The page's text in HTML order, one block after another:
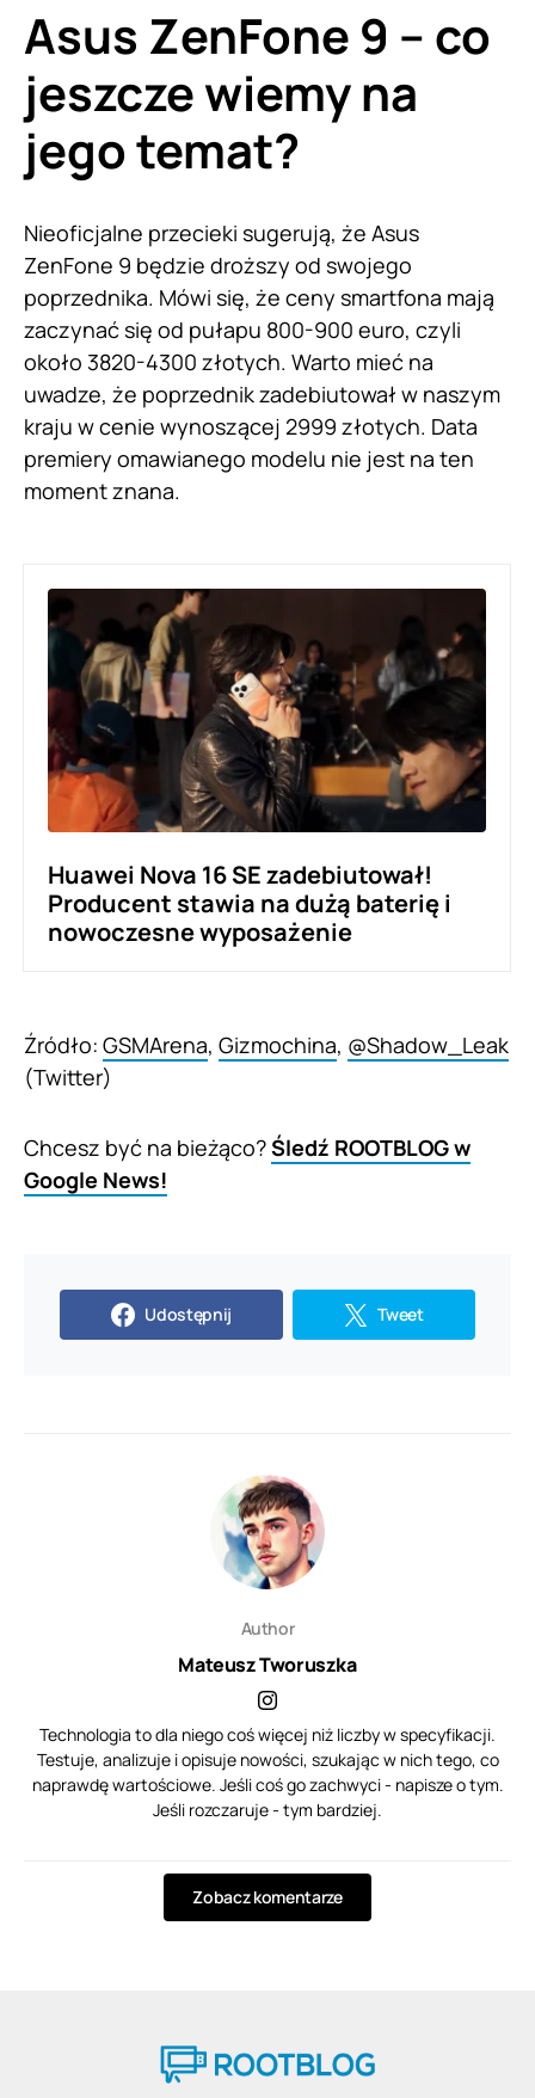
Asus ZenFone 9 – co
jeszcze wiemy na
jego temat?
Nieoficjalne przecieki sugerują, że Asus
ZenFone 9 będzie droższy od swojego
poprzednika. Mówi się, że ceny smartfona mają
zaczynać się od pułapu 800-900 euro, czyli
około 3820-4300 złotych. Warto mieć na
uwadze, że poprzednik zadebiutował w naszym
kraju w cenie wynoszącej 2999 złotych. Data
premiery omawianego modelu nie jest na ten
moment znana.
Huawei Nova 16 SE zadebiutował!
Producent stawia na dużą baterię i
nowoczesne wyposażenie
Źródło: GSMArena, Gizmochina, @Shadow_Leak
(Twitter)
Chcesz być na bieżąco?Śledź ROOTBLOG w
Google News!
Udostępnij Tweet
Author
Mateusz Tworuszka
Technologia to dla niego coś więcej niż liczby w specyfikacji.
Testuje, analizuje i opisuje nowości, szukając w nich tego, co
naprawdę wartościowe. Jeśli coś go zachwyci - napisze o tym.
Jeśli rozczaruje - tym bardziej.
Zobacz komentarze